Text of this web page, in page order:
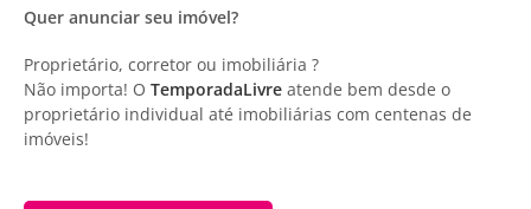
Quer anunciar seu imóvel?
Proprietário, corretor ou imobiliária ?
Não importa! O TemporadaLivre atende bem desde o
proprietário individual até imobiliárias com centenas de
imóveis!